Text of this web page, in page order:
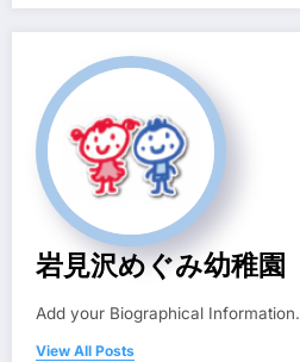
岩見沢めぐみ幼稚園
Add your Biographical Information.
View All Posts